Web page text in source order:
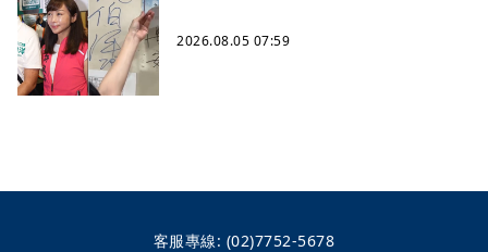
2026.08.05 07:59
客服專線: (02)7752-5678